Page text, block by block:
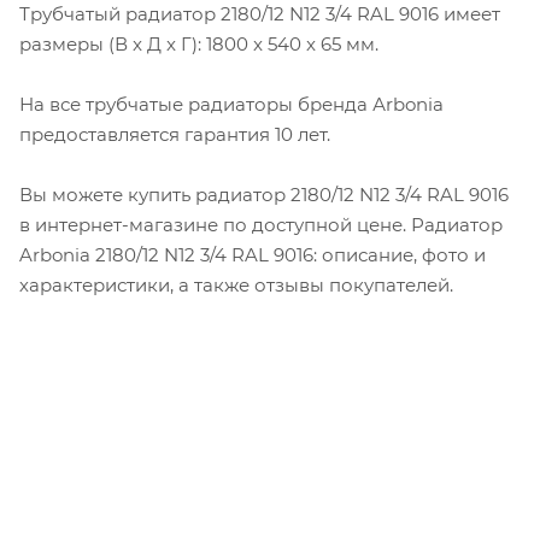
Трубчатый радиатор 2180/12 N12 3/4 RAL 9016 имеет
размеры (В x Д x Г): 1800 x 540 x 65 мм.
На все трубчатые радиаторы бренда Аrbonia
предоставляется гарантия 10 лет.
Вы можете купить радиатор 2180/12 N12 3/4 RAL 9016
в интернет-магазине по доступной цене. Радиатор
Arbonia 2180/12 N12 3/4 RAL 9016: описание, фото и
характеристики, а также отзывы покупателей.